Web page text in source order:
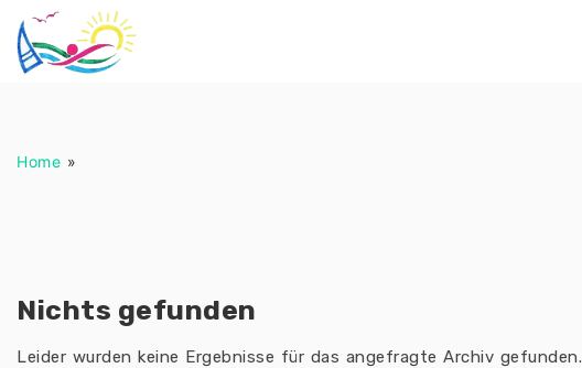
Inhalt
springen
Home »
Nichts gefunden
Leider wurden keine Ergebnisse für das angefragte Archiv gefunden.